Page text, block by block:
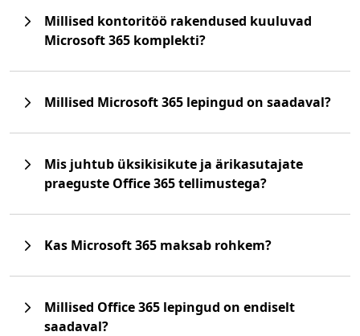
Millised kontoritöö rakendused kuuluvad
Microsoft 365 komplekti?
Millised Microsoft 365 lepingud on saadaval?
Mis juhtub üksikisikute ja ärikasutajate
praeguste Office 365 tellimustega?
Kas Microsoft 365 maksab rohkem?
Millised Office 365 lepingud on endiselt
saadaval?